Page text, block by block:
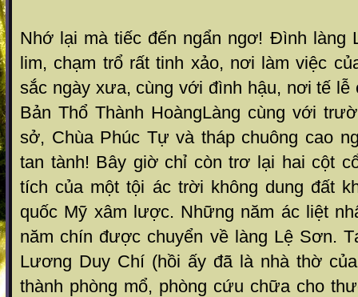
Nhớ lại mà tiếc đến ngẩn ngơ! Đình làng
lim, chạm trổ rất tinh xảo, nơi làm việc
sắc ngày xưa, cùng với đình hậu, nơi tế lễ
Bản Thổ Thành HoàngLàng cùng với
sở, Chùa Phúc Tự và tháp chuông cao
tan tành! Bây giờ chỉ còn trơ lại hai cột
tích của một tội ác trời không dung đất
quốc Mỹ xâm lược. Những năm ác liệt
năm chín được chuyển về làng Lệ Sơn.
Lương Duy Chí (hồi ấy đã là nhà thờ
thành phòng mổ, phòng cứu chữa cho